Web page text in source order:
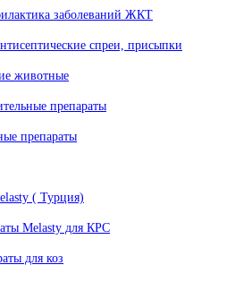
заболеваний ЖКТ
спреи, присыпки
животные
препараты
препараты
( Турция)
Melasty для КРС
для коз